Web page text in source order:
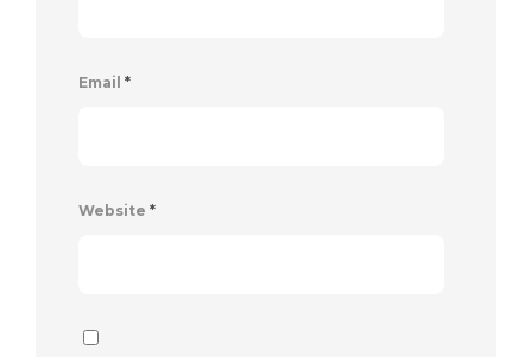
Email *
Website *